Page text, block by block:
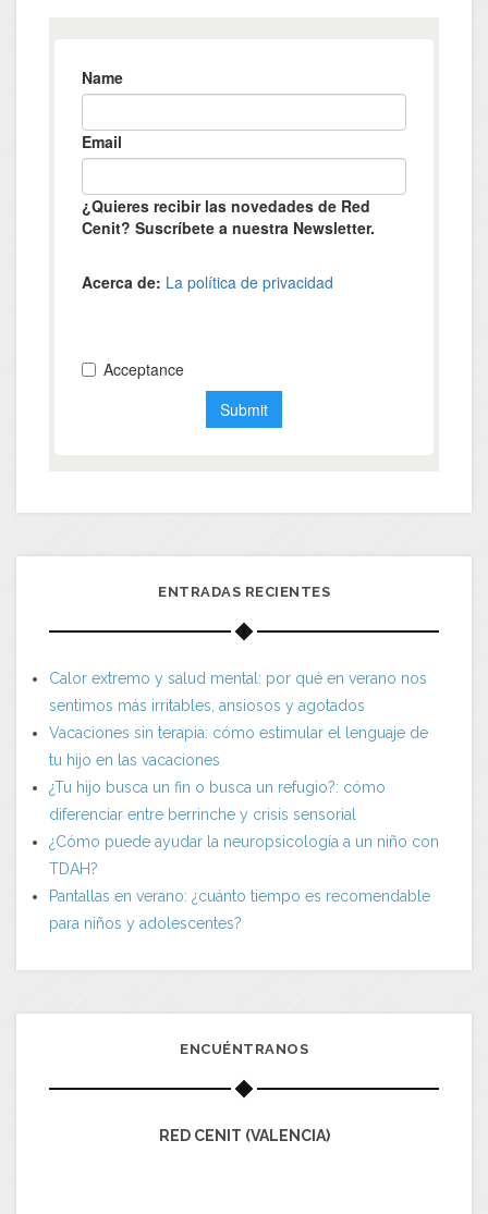
ENTRADAS RECIENTES
Calor extremo y salud mental: por qué en verano nos
sentimos más irritables, ansiosos y agotados
Vacaciones sin terapia: cómo estimular el lenguaje de
tu hijo en las vacaciones
¿Tu hijo busca un fin o busca un refugio?: cómo
diferenciar entre berrinche y crisis sensorial
¿Cómo puede ayudar la neuropsicología a un niño con
TDAH?
Pantallas en verano: ¿cuánto tiempo es recomendable
para niños y adolescentes?
ENCUÉNTRANOS
RED CENIT (VALENCIA)